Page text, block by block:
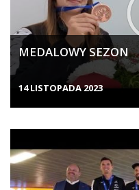
MEDALOWY SEZON
14 LISTOPADA 2023